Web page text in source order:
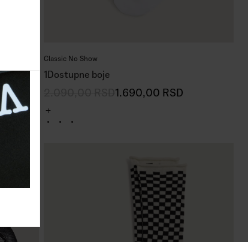
Classic No Show
1Dostupne boje
1.690,00 RSD